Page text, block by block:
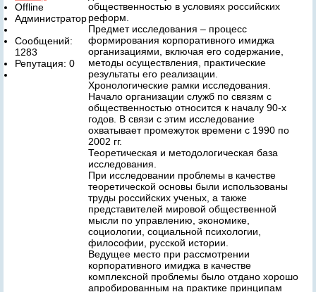
Offline
Администратор
Сообщений:
1283
Репутация: 0
общественностью в условиях российских
реформ.
Предмет исследования – процесс
формирования корпоративного имиджа
организациями, включая его содержание,
методы осуществления, практические
результаты его реализации.
Хронологические рамки исследования.
Начало организации служб по связям с
общественностью относится к началу 90-х
годов. В связи с этим исследование
охватывает промежуток времени с 1990 по
2002 гг.
Теоретическая и методологическая база
исследования.
При исследовании проблемы в качестве
теоретической основы были использованы
труды российских ученых, а также
представителей мировой общественной
мысли по управлению, экономике,
социологии, социальной психологии,
философии, русской истории.
Ведущее место при рассмотрении
корпоративного имиджа в качестве
комплексной проблемы было отдано хорошо
апробированным на практике принципам